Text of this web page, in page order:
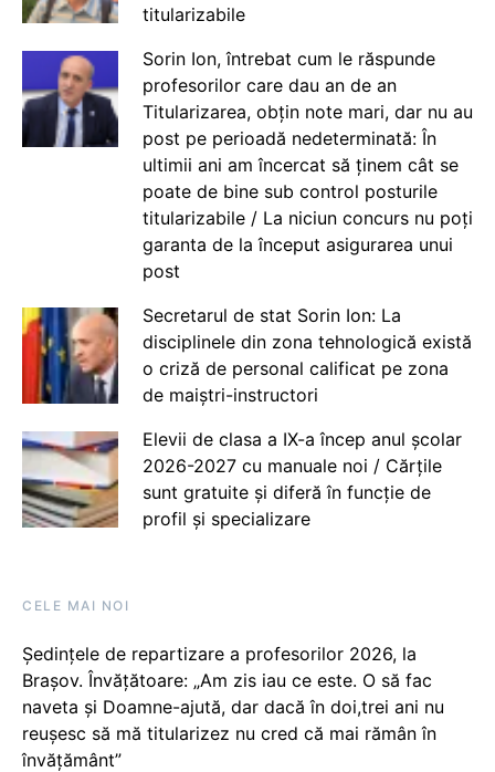
titularizabile
Sorin Ion, întrebat cum le răspunde
profesorilor care dau an de an
Titularizarea, obțin note mari, dar nu au
post pe perioadă nedeterminată: În
ultimii ani am încercat să ținem cât se
poate de bine sub control posturile
titularizabile / La niciun concurs nu poți
garanta de la început asigurarea unui
post
Secretarul de stat Sorin Ion: La
disciplinele din zona tehnologică există
o criză de personal calificat pe zona
de maiștri-instructori
Elevii de clasa a IX-a încep anul școlar
2026-2027 cu manuale noi / Cărțile
sunt gratuite și diferă în funcție de
profil și specializare
CELE MAI NOI
Ședințele de repartizare a profesorilor 2026, la
Brașov. Învățătoare: „Am zis iau ce este. O să fac
naveta și Doamne-ajută, dar dacă în doi,trei ani nu
reușesc să mă titularizez nu cred că mai rămân în
învățământ”